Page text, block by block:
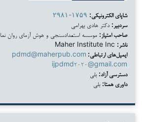
شاپای الکترونیکی: ۲۹۸۱-۱۷۵۹
سردبیر: دکتر هادی بهرامی
صاحب امتیاز: موسسه استعدادسنجی و هوش آزمای روان نما
ناشر:
ایمیل‌های ارتباطی: pdmd@maherpub.com
ijpdmd۲۰۲۰@gmail.com
دسترسی آزاد: بلی
داوری همتا: بلی